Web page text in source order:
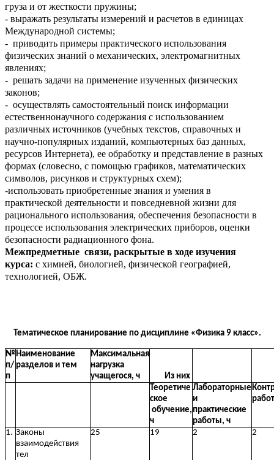
груза и от жесткости пружины;
- выражать результаты измерений и расчетов в единицах
Международной системы;
- приводить примеры практического использования
физических знаний о механических, электромагнитных
явлениях;
- решать задачи на применение изученных физических
законов;
- осуществлять самостоятельный поиск информации
естественнонаучного содержания с использованием
различных источников (учебных текстов, справочных и
научно-популярных изданий, компьютерных баз данных,
ресурсов Интернета), ее обработку и представление в разных
формах (словесно, с помощью графиков, математических
символов, рисунков и структурных схем);
-использовать приобретенные знания и умения в
практической деятельности и повседневной жизни для
рационального использования, обеспечения безопасности в
процессе использования электрических приборов, оценки
безопасности радиационного фона.
Межпредметные связи, раскрытые в ходе изучения
курса: с химией, биологией, физической географией,
технологией, ОБЖ.
Тематическое планирование по дисциплине «Физика 9 класс».
№
п/
п
Наименование
разделов и тем
Максимальная
нагрузка
учащегося, ч
Из них
Теоретиче
ское
обучение,
ч
Лабораторные
и
практические
работы, ч
1. Законы
взаимодействия
тел
25 19 2 2